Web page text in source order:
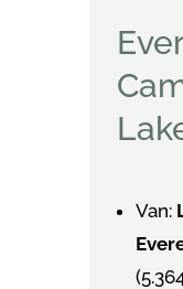
Van: